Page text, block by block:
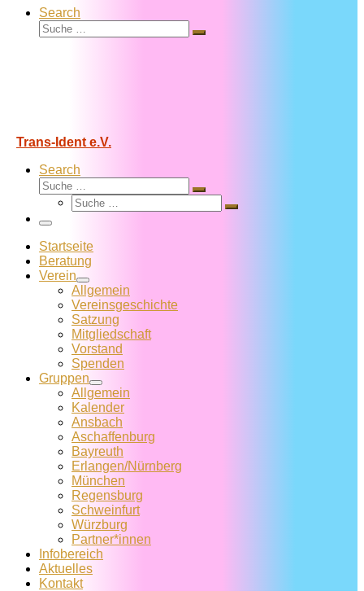
Search
Suche
Suche
Trans-Ident e.V.
Search
Suche
Suche
Suche
Suche
Menü
Startseite
Beratung
Verein
Allgemein
Vereins­geschichte
Satzung
Mitglied­schaft
Vorstand
Spenden
Gruppen
Allgemein
Kalender
Ansbach
Aschaffenburg
Bayreuth
Erlangen/Nürnberg
München
Regensburg
Schweinfurt
Würzburg
Partner*innen
Infobereich
Aktuelles
Kontakt